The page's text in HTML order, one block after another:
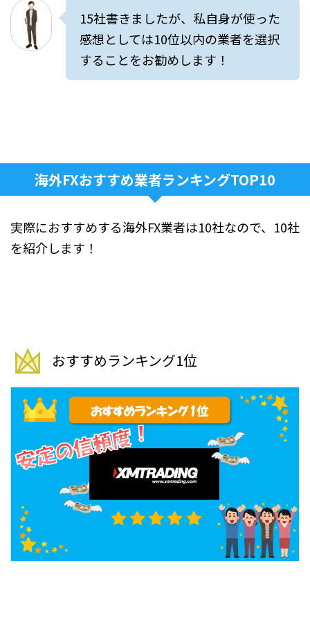
15社書きましたが、私自身が使った
感想としては10位以内の業者を選択
することをお勧めします！
海外FXおすすめ業者ランキングTOP10
実際におすすめする海外FX業者は10社なので、10社
を紹介します！
おすすめランキング1位